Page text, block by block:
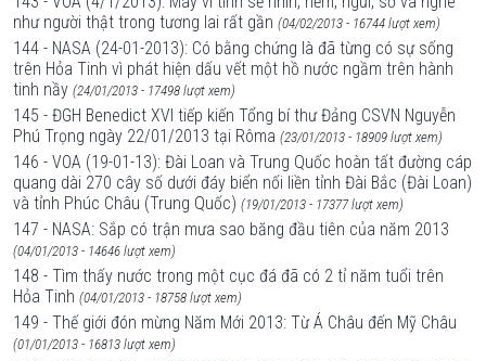
như người thật trong tương lai rất gần (04/02/2013 - 16744 lượt xem)
144 - NASA (24-01-2013): Có bằng chứng là đã từng có sự sống
trên Hỏa Tinh vì phát hiện dấu vết một hồ nước ngầm trên hành
tinh nầy (24/01/2013 - 17498 lượt xem)
145 - ĐGH Benedict XVI tiếp kiến Tổng bí thư Đảng CSVN Nguyễn
Phú Trọng ngày 22/01/2013 tại Rôma (23/01/2013 - 18909 lượt xem)
146 - VOA (19-01-13): Đài Loan và Trung Quốc hoàn tất đường cáp
quang dài 270 cây số dưới đáy biển nối liền tỉnh Đài Bắc (Đài Loan)
và tỉnh Phúc Châu (Trung Quốc) (19/01/2013 - 17377 lượt xem)
147 - NASA: Sắp có trận mưa sao băng đầu tiên của năm 2013
(04/01/2013 - 14646 lượt xem)
148 - Tìm thấy nước trong một cục đá đã có 2 tỉ năm tuổi trên
Hỏa Tinh (04/01/2013 - 18758 lượt xem)
149 - Thế giới đón mừng Năm Mới 2013: Từ Á Châu đến Mỹ Châu
(01/01/2013 - 16813 lượt xem)